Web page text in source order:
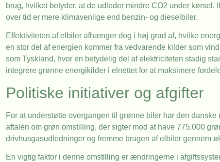
brug, hvilket betyder, at de udleder mindre CO2 under
over tid er mere klimavenlige end benzin- og dieselbiler.
Effektiviteten af elbiler afhænger dog i høj grad af, hvilke
en stor del af energien kommer fra vedvarende kilder som
som Tyskland, hvor en betydelig del af elektriciteten stadig
integrere grønne energikilder i elnettet for at maksimere
Politiske initiativer og afgifter
For at understøtte overgangen til grønne biler har den
aftalen om grøn omstilling, der sigter mod at have 775.000
drivhusgasudledninger og fremme brugen af elbiler gennem
En vigtig faktor i denne omstilling er ændringerne i